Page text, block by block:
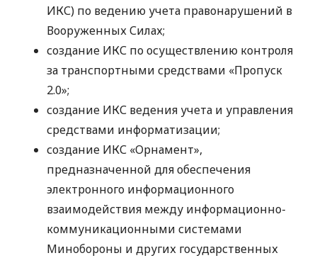
ИКС) по ведению учета правонарушений в
Вооруженных Силах;
создание ИКС по осуществлению контроля
за транспортными средствами «Пропуск
2.0»;
создание ИКС ведения учета и управления
средствами информатизации;
создание ИКС «Орнамент»,
предназначенной для обеспечения
электронного информационного
взаимодействия между информационно-
коммуникационными системами
Минобороны и других государственных